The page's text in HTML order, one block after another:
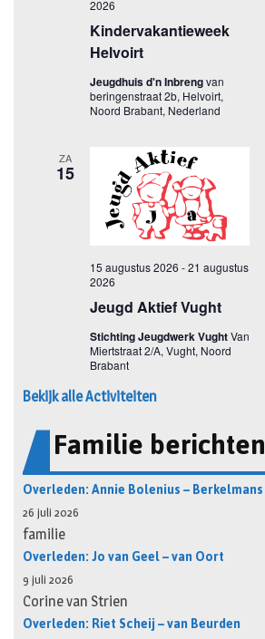
Bekijk alle Activiteiten
Familie berichten
Overleden: Annie Bolenius – Berkelmans
26 juli 2026
familie
Overleden: Jo van Geel – van Oort
9 juli 2026
Corine van Strien
Overleden: Riet Scheij – van Beurden